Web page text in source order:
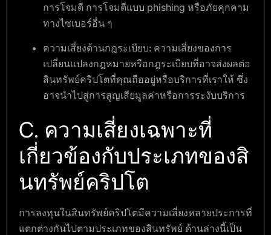
การโจมตี การโจมตีแบบ phishing หรือภัยคุกคาม
ทางไซเบอร์อื่น ๆ
ความเสี่ยงด้านกฎระเบียบ: ความเสี่ยงของการ
เปลี่ยนแปลงกฎหมายหรือกฎระเบียบที่อาจส่งผลต่อ
สินทรัพย์คริปโตที่คุณถืออยู่หรือบริการที่เราให้ ซึ่ง
อาจนำไปสู่การสูญเสียมูลค่าหรือการระงับบริการ
C. ความเสี่ยงเฉพาะที่
เกี่ยวข้องกับประเภทของสิ
นทรัพย์คริปโต
การลงทุนในสินทรัพย์คริปโตมีความเสี่ยงหลายประการที่
แตกต่างกันไปตามประเภทของสินทรัพย์ ด้านล่างนี้เป็น